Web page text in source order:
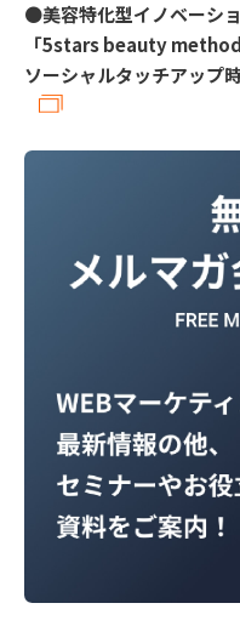
●美容特化型イノベーシ
「5stars beauty
ソーシャルタッチアップ